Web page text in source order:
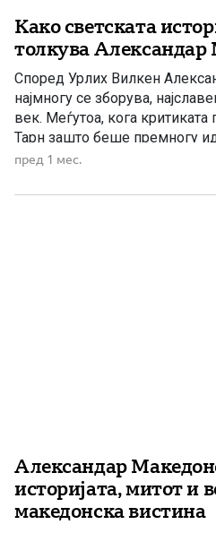
Како светската
толкува
Според Урлих Вилкен
најмногу се зборува,
век. Меѓутоа, кога критиката
Тарн зашто беше премногу
во еден научен труд дека
човештвото. Неговата унија
пред 1 мес.
Александар
историјата, митот и
македонска вистина